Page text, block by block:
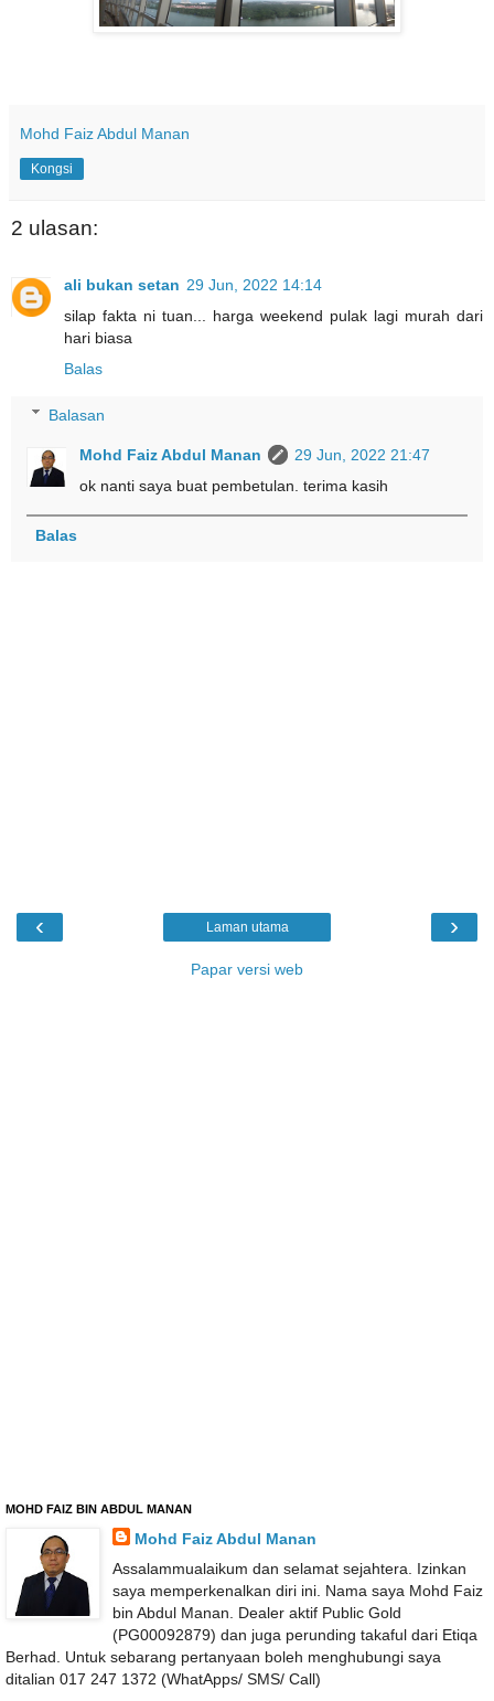
Mohd Faiz Abdul Manan
Kongsi
2 ulasan:
ali bukan setan 29 Jun, 2022 14:14
silap fakta ni tuan... harga weekend pulak lagi murah dari
hari biasa
Balas
Balasan
Mohd Faiz Abdul Manan
29 Jun, 2022 21:47
ok nanti saya buat pembetulan. terima kasih
Balas
‹ ›
Laman utama
Papar versi web
MOHD FAIZ BIN ABDUL MANAN
Mohd Faiz Abdul Manan
Assalammualaikum dan selamat sejahtera. Izinkan
saya memperkenalkan diri ini. Nama saya Mohd Faiz
bin Abdul Manan. Dealer aktif Public Gold
(PG00092879) dan juga perunding takaful dari Etiqa
Berhad. Untuk sebarang pertanyaan boleh menghubungi saya
ditalian 017 247 1372 (WhatApps/ SMS/ Call)